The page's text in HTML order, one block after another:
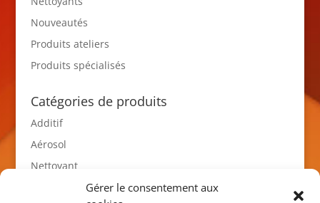
Gérer le consentement aux
Nouveautés
Produits ateliers
Produits spécialisés
Catégories de produits
Additif
Aérosol
Nettoyant
Nouveautés